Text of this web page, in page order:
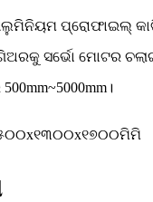
ପ୍ରୋଫାଇଲ୍
ସର୍ଭୋ ମୋଟର